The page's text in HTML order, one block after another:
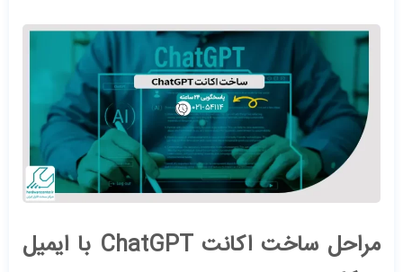
مراحل ساخت اکانت ChatGPT با ایمیل